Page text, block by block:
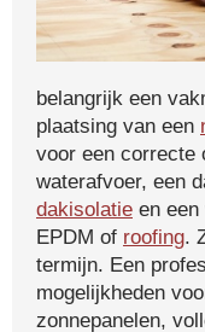
belangrijk een
plaatsing van een
voor een correcte
waterafvoer, een
dakisolatie en
EPDM of roofing.
termijn. Een
mogelijkheden
zonnepanelen,